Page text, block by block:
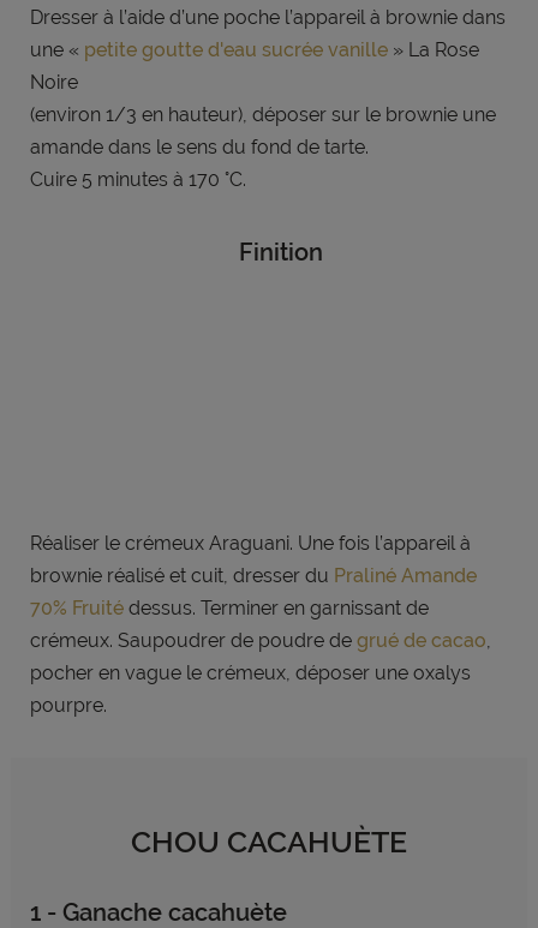
Dresser à l’aide d’une poche l’appareil à brownie dans
une « petite goutte d'eau sucrée vanille» La Rose
Noire
(environ 1/3 en hauteur), déposer sur le brownie une
amande dans le sens du fond de tarte.
Cuire 5 minutes à 170 °C.
Finition
Réaliser le crémeux Araguani. Une fois l’appareil à
brownie réalisé et cuit, dresser du Praliné Amande
70% Fruitédessus. Terminer en garnissant de
crémeux. Saupoudrer de poudre de grué de cacao,
pocher en vague le crémeux, déposer une oxalys
pourpre.
CHOU CACAHUÈTE
1 - Ganache cacahuète